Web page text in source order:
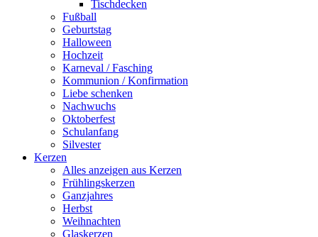
Tischdecken
Fußball
Geburtstag
Halloween
Hochzeit
Karneval / Fasching
Kommunion / Konfirmation
Liebe schenken
Nachwuchs
Oktoberfest
Schulanfang
Silvester
Kerzen
Alles anzeigen aus Kerzen
Frühlingskerzen
Ganzjahres
Herbst
Weihnachten
Glaskerzen